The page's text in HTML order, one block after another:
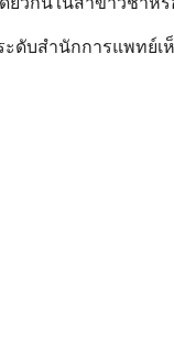
ดับสํานักการแพทย์เ